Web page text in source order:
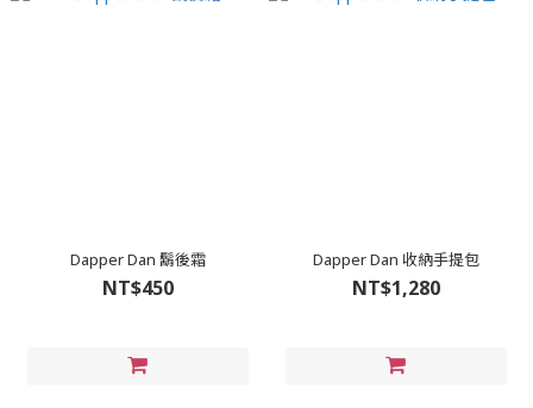
Dapper Dan 鬍後霜
NT$450
Dapper Dan 收納手提包
NT$1,280